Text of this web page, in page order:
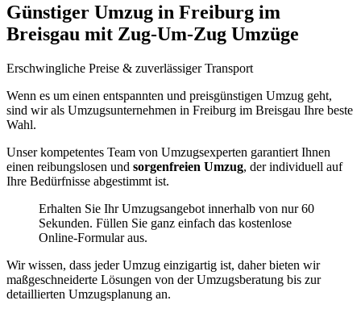
Günstiger Umzug in Freiburg im
Breisgau mit Zug-Um-Zug Umzüge
Erschwingliche Preise & zuverlässiger Transport
Wenn es um einen entspannten und preisgünstigen Umzug geht,
sind wir als Umzugsunternehmen in Freiburg im Breisgau Ihre beste
Wahl.
Unser kompetentes Team von Umzugsexperten garantiert Ihnen
einen reibungslosen und sorgenfreien Umzug, der individuell auf
Ihre Bedürfnisse abgestimmt ist.
Erhalten Sie Ihr Umzugsangebot innerhalb von nur 60
Sekunden. Füllen Sie ganz einfach das kostenlose
Online-Formular aus.
Wir wissen, dass jeder Umzug einzigartig ist, daher bieten wir
maßgeschneiderte Lösungen von der Umzugsberatung bis zur
detaillierten Umzugsplanung an.